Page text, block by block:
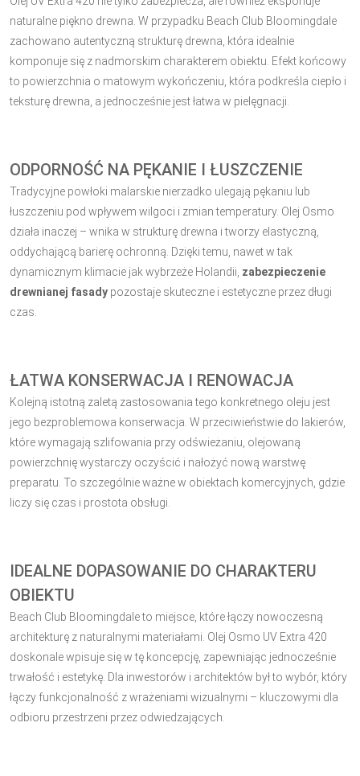
naturalne piękno drewna. W przypadku Beach Club Bloomingdale
zachowano autentyczną strukturę drewna, która idealnie
komponuje się z nadmorskim charakterem obiektu. Efekt końcowy
to powierzchnia o matowym wykończeniu, która podkreśla ciepło i
teksturę drewna, a jednocześnie jest łatwa w pielęgnacji.
ODPORNOŚĆ NA PĘKANIE I ŁUSZCZENIE
Tradycyjne powłoki malarskie nierzadko ulegają pękaniu lub
łuszczeniu pod wpływem wilgoci i zmian temperatury. Olej Osmo
działa inaczej – wnika w strukturę drewna i tworzy elastyczną,
oddychającą barierę ochronną. Dzięki temu, nawet w tak
dynamicznym klimacie jak wybrzeże Holandii, zabezpieczenie
drewnianej fasady pozostaje skuteczne i estetyczne przez długi
czas.
ŁATWA KONSERWACJA I RENOWACJA
Kolejną istotną zaletą zastosowania tego konkretnego oleju jest
jego bezproblemowa konserwacja. W przeciwieństwie do lakierów,
które wymagają szlifowania przy odświeżaniu, olejowaną
powierzchnię wystarczy oczyścić i nałożyć nową warstwę
preparatu. To szczególnie ważne w obiektach komercyjnych, gdzie
liczy się czas i prostota obsługi.
IDEALNE DOPASOWANIE DO CHARAKTERU
OBIEKTU
Beach Club Bloomingdale to miejsce, które łączy nowoczesną
architekturę z naturalnymi materiałami. Olej Osmo UV Extra 420
doskonale wpisuje się w tę koncepcję, zapewniając jednocześnie
trwałość i estetykę. Dla inwestorów i architektów był to wybór, który
łączy funkcjonalność z wrażeniami wizualnymi – kluczowymi dla
odbioru przestrzeni przez odwiedzających.